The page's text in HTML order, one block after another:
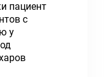
пациент
с
у